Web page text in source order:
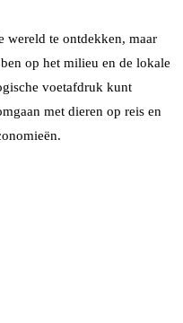
wereld te ontdekken, maar
op het milieu en de lokale
voetafdruk kunt
met dieren op reis en